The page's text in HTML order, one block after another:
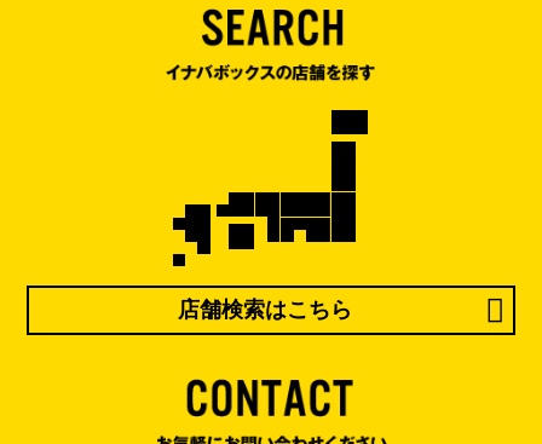
店舗検索はこちら